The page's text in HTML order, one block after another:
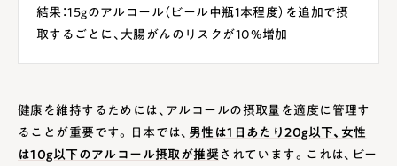
結果：15gのアルコール（ビール中瓶1本程度）を追加で摂
取するごとに、大腸がんのリスクが10%増加
健康を維持するためには、アルコールの摂取量を適度に管理す
ることが重要です。日本では、 男性は1日あたり20g以下、女性
は10g以下のアルコール摂取が推奨 されています。これは、ビー